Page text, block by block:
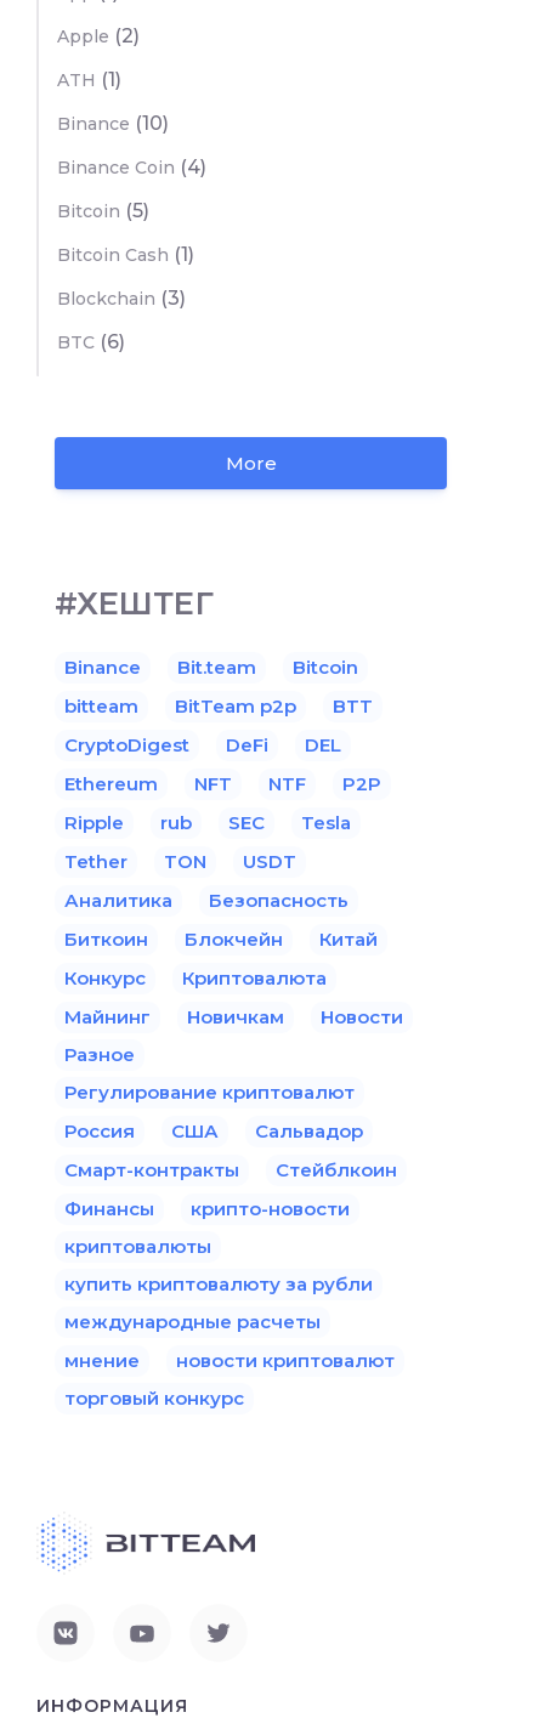
Apple (2)
ATH (1)
Binance (10)
Binance Coin (4)
Bitcoin (5)
Bitcoin Cash (1)
Blockchain (3)
BTC (6)
More
#ХЕШТЕГ
Binance Bit.team
Bitcoin
bitteam
BitTeam p2p
BTT
CryptoDigest
DeFi
DEL
Ethereum
NFT NTF
P2P
Ripple
rub SEC
Tesla
Tether
TON
USDT
Аналитика
Безопасность
Биткоин
Блокчейн
Китай
Конкурс
Криптовалюта
Майнинг
Новичкам
Новости
Разное
Регулирование криптовалют
Россия
США
Сальвадор
Смарт-контракты
Стейблкоин
Финансы
крипто-новости
криптовалюты
купить криптовалюту за рубли
международные расчеты
мнение
новости криптовалют
торговый конкурс
ИНФОРМАЦИЯ